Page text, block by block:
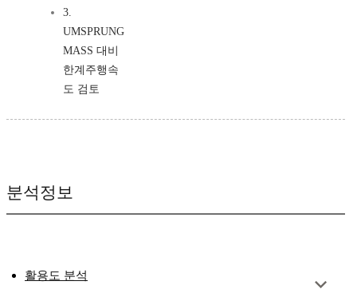
3.
UMSPRUNG
MASS 대비
한계주행속
도 검토
분석정보
활용도 분석